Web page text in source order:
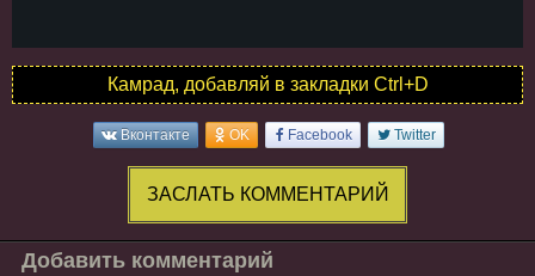
Камрад, добавляй в закладки Ctrl+D
Вконтакте OK Facebook Twitter
ЗАСЛАТЬ КОММЕНТАРИЙ
Добавить комментарий